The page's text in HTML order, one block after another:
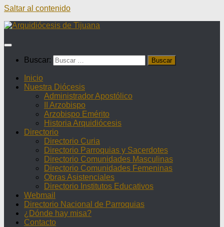
Saltar al contenido
Buscar:
Inicio
Nuestra Diócesis
Administrador Apostólico
II Arzobispo
Arzobispo Emérito
Historia Arquidiócesis
Directorio
Directorio Curia
Directorio Parroquias y Sacerdotes
Directorio Comunidades Masculinas
Directorio Comunidades Femeninas
Obras Asistenciales
Directorio Institutos Educativos
Webmail
Directorio Nacional de Parroquias
¿Dónde hay misa?
Contacto